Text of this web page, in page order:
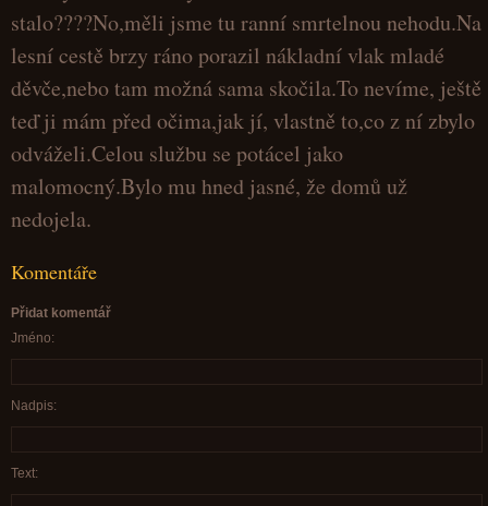
stalo????No,měli jsme tu ranní smrtelnou nehodu.Na
lesní cestě brzy ráno porazil nákladní vlak mladé
děvče,nebo tam možná sama skočila.To nevíme, ještě
teď ji mám před očima,jak jí, vlastně to,co z ní zbylo
odváželi.Celou službu se potácel jako
malomocný.Bylo mu hned jasné, že domů už
nedojela.
Komentáře
Přidat komentář
Jméno:
Nadpis:
Text: